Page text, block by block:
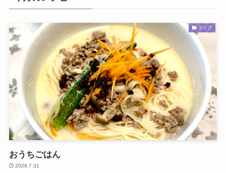
ライフ
おうちごはん
2026.7.31